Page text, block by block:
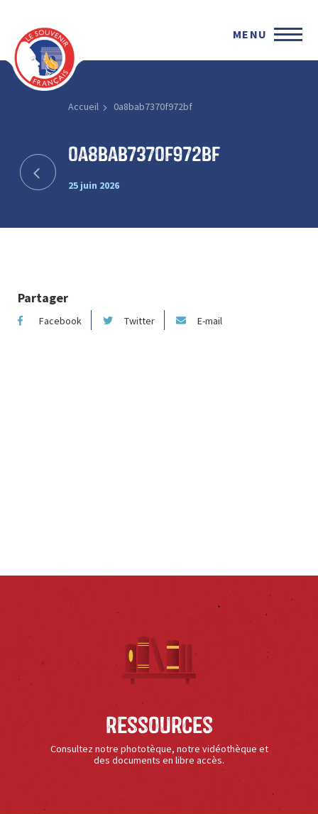
MENU
Accueil 0a8bab7370f972bf
0a8bab7370f972bf
25 juin 2026
Partager
Facebook Twitter E-mail
Ressources
Consultez notre phototèque, notre vidéothèque et
des documents en libre accès.